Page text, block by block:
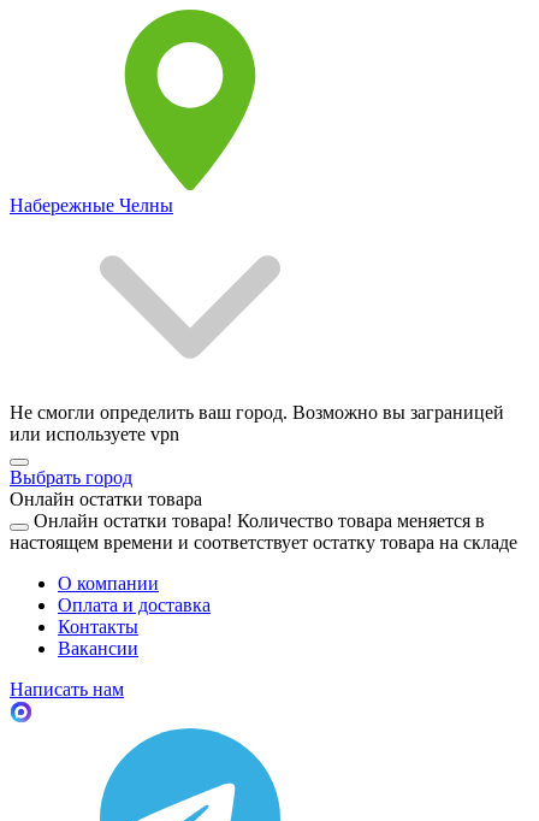
Набережные Челны
Не смогли определить ваш город. Возможно вы заграницей
или используете vpn
Выбрать город
Онлайн остатки товара
Онлайн остатки товара! Количество товара меняется в
настоящем времени и соответствует остатку товара на складе
О компании
Оплата и доставка
Контакты
Вакансии
Написать нам